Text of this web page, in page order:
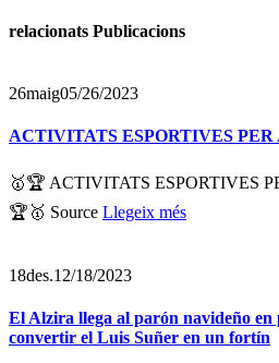
relacionats Publicacions
26maig05/26/2023
ACTIVITATS ESPORTIVES
🥇🏆 ACTIVITATS ESPORTIVES
🏆🥇 Source Llegeix més
18des.12/18/2023
El Alzira llega al parón navideño en
convertir el Luis Suñer en un fortín